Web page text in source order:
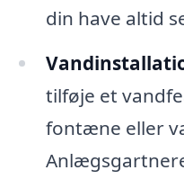
din have altid
tilføje et
fontæne eller